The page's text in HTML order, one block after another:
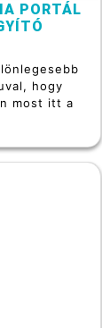
PORTÁL
hogy
most itt a